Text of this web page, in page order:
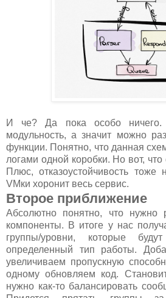
И че? Да пока особо
модульность, а значит можно
функции. Понятно, что данная
логами одной коробки. Но вот, что
Плюс, отказоустойчивость
VMки хоронит весь сервис.
Второе приближение
Абсолютно понятно, что нужно
компоненты. В итоге у нас
группы/уровни, которые
определенный тип работы.
увеличиваем пропускную
одному обновляем код.
нужно как-то балансировать